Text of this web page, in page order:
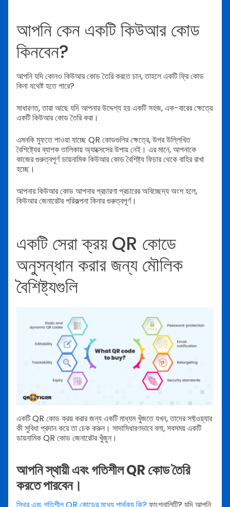
আপনি কেন একটি কিউআর কোড
কিনবেন?
আপনি যদি কোনও কিউআর কোড তৈরি করতে চান, তাহলে একটি ফ্রি কোড
কিনা যথেষ্ট হতে পারে?
সাধারণত, তারা আছে যদি আপনার উদ্দেশ্য হয় একটি সহজ, এক-বারের ক্ষেত্রে
একটি কিউআর কোড তৈরি করা।
এমনকি মুফতে পাওয়া যাচ্ছে QR কোডগুলির ক্ষেত্রে, উপর উল্লিখিত
বৈশিষ্ট্যের ব্যাপক তালিকায় অ্যাক্সেসের উপায় নেই। এর মানে, আপনাকে
কাজের গুরুত্বপূর্ণ ডায়নামিক কিউআর কোড বৈশিষ্ট্য ফিচার থেকে বাহির রাখা
হচ্ছে।
আপনার কিউআর কোড আপনার প্রচারণা প্রচারের অবিচ্ছেদ্য অংশ হলে,
কিউআর জেনারেটর পরিকল্পনা কিনার গুরুত্বপূর্ণ।
একটি সেরা ক্রয় QR কোডে
অনুসন্ধান করার জন্য মৌলিক
বৈশিষ্ট্যগুলি
একটি QR কোড ক্রয় করার জন্য একটি মাধ্যম খুঁজতে যখন, তাদের সফ্টওয়্যার
কী সুবিধা প্রদান করে তা চেক করুন। সাদাসিধারণভাবে বলা, সবসময় একটি
ডায়নামিক QR কোড জেনারেটর খুঁজুন।
আপনি স্থায়ী এবং গতিশীল QR কোড তৈরি
করতে পারবেন।
স্থির এবং গতিশীল QR কোডের মধ্যে পার্থক্য কি?ফাংশনালিটি? যদি আপনি